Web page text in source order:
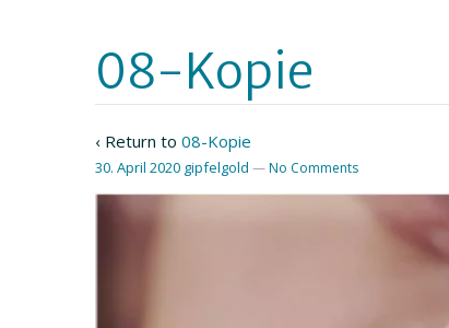
08-Kopie
‹ Return to 08-Kopie
30. April 2020 gipfelgold —No Comments